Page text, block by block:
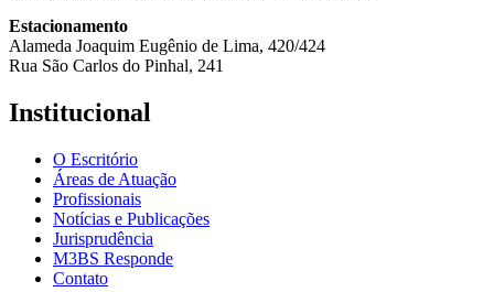
Estacionamento
Alameda Joaquim Eugênio de Lima, 420/424
Rua São Carlos do Pinhal, 241
Institucional
O Escritório
Áreas de Atuação
Profissionais
Notícias e Publicações
Jurisprudência
M3BS Responde
Contato